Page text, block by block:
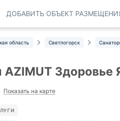
ДОБАВИТЬ ОБЪЕКТ
область Светлогорск
Здоровье
Показать на карте